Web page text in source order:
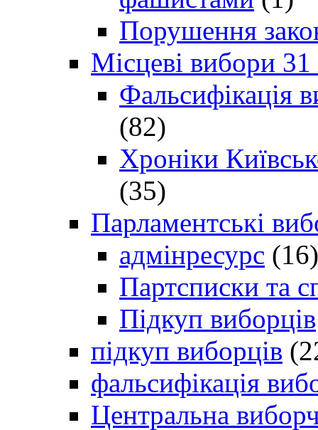
Порушення
Місцеві вибори
Фальсифікація
(82)
Хроніки
(35)
Парламентські
адмінресурс (16)
Партсписки та
Підкуп виборців
підкуп виборців
фальсифікація
Центральна